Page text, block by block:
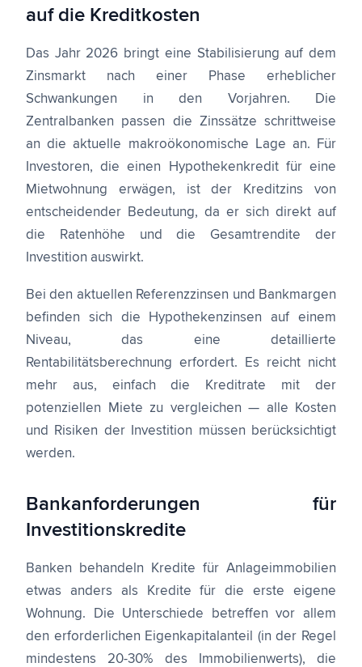
auf die Kreditkosten
Das Jahr 2026 bringt eine Stabilisierung auf dem
Zinsmarkt nach einer Phase erheblicher
Schwankungen in den Vorjahren. Die
Zentralbanken passen die Zinssätze schrittweise
an die aktuelle makroökonomische Lage an. Für
Investoren, die einen Hypothekenkredit für eine
Mietwohnung erwägen, ist der Kreditzins von
entscheidender Bedeutung, da er sich direkt auf
die Ratenhöhe und die Gesamtrendite der
Investition auswirkt.
Bei den aktuellen Referenzzinsen und Bankmargen
befinden sich die Hypothekenzinsen auf einem
Niveau, das eine detaillierte
Rentabilitätsberechnung erfordert. Es reicht nicht
mehr aus, einfach die Kreditrate mit der
potenziellen Miete zu vergleichen — alle Kosten
und Risiken der Investition müssen berücksichtigt
werden.
Bankanforderungen für
Investitionskredite
Banken behandeln Kredite für Anlageimmobilien
etwas anders als Kredite für die erste eigene
Wohnung. Die Unterschiede betreffen vor allem
den erforderlichen Eigenkapitalanteil (in der Regel
mindestens 20-30% des Immobilienwerts), die